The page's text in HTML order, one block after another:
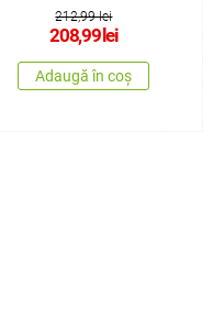
212,99 lei
208,99 lei
Adaugă în coș